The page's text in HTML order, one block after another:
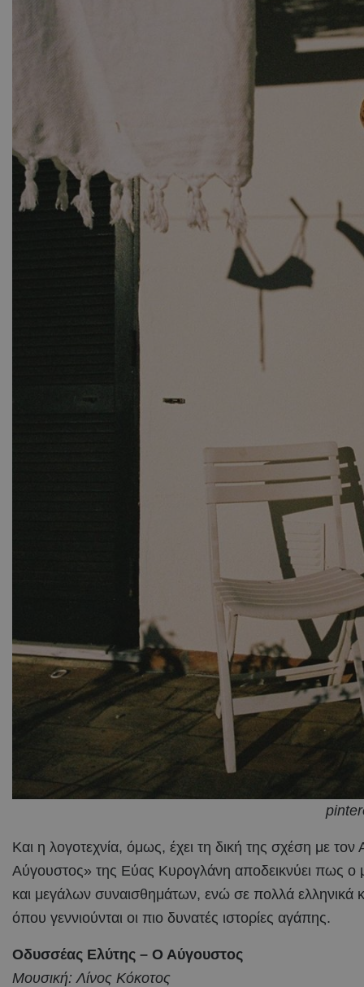
Και η λογοτεχνία, όμως, έχει τη δική της σχέση με
Αύγουστος» της Εύας Κυρογλάνη αποδεικνύει πως ο
και μεγάλων συναισθημάτων, ενώ σε πολλά ελληνικά
όπου γεννιούνται οι πιο δυνατές ιστορίες αγάπης.
Οδυσσέας Ελύτης – Ο Αύγουστος
Μουσική: Λίνος Κόκοτος